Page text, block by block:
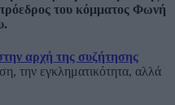
του κόμματος Φωνή
αρχή της συζήτησης
την εγκληματικότητα, αλλά